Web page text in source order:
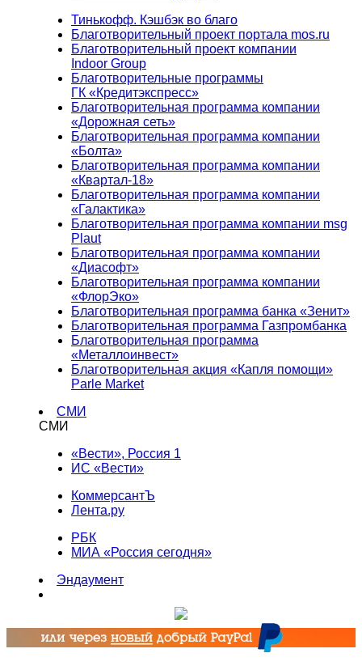
Тинькофф. Кэшбэк во благо
Благотворительный проект портала mos.ru
Благотворительный проект компании
Indoor Group
Благотворительные программы
ГК «Кредитэкспресс»
Благотворительная программа компании
«Дорожная сеть»
Благотворительная программа компании
«Болта»
Благотворительная программа компании
«Квартал-18»
Благотворительная программа компании
«Галактика»
Благотворительная программа компании msg
Plaut
Благотворительная программа компании
«Диасофт»
Благотворительная программа компании
«ФлорЭко»
Благотворительная программа банка «Зенит»
Благотворительная программа Газпромбанка
Благотворительная программа
«Металлоинвест»
Благотворительная акция «Капля помощи»
Parle Market
СМИ
СМИ
«Вести», Россия 1
ИС «Вести»
КоммерсантЪ
Лента.ру
РБК
МИА «Россия сегодня»
Эндаумент